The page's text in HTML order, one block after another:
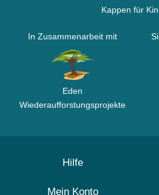
Kappen für
In Zusammenarbeit mit
Eden
Wiederaufforstungsprojekte
Hilfe
Mein Konto